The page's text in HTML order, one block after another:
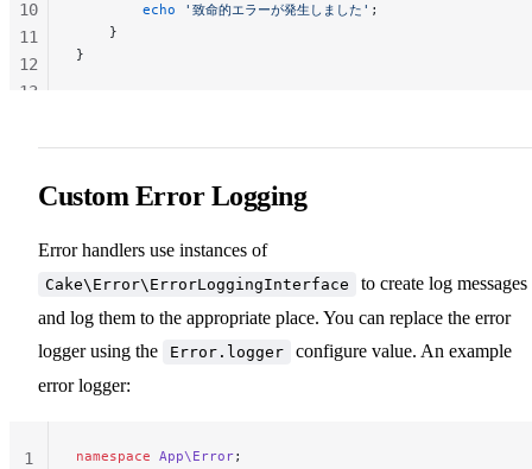
        echo
'致命的エラーが発生しました' ;
    }
}
10
11
12
13
Custom Error Logging
Error handlers use instances of
Cake\Error\ErrorLoggingInterface
to create log messages
and log them to the appropriate place. You can replace the error
logger using the
Error.logger
configure value. An example
error logger:
namespace App\Error;
1